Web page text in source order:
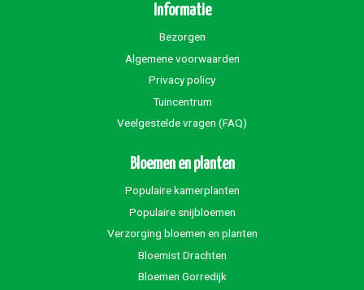
Informatie
Bezorgen
Algemene voorwaarden
Privacy policy
Tuincentrum
Veelgestelde vragen (FAQ)
Bloemen en planten
Populaire kamerplanten
Populaire snijbloemen
Verzorging bloemen en planten
Bloemist Drachten
Bloemen Gorredijk